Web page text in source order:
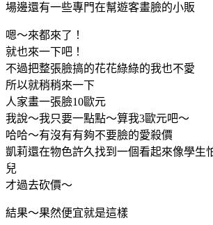
場邊還有一些專門在幫遊客畫臉的小販
嗯～來都來了！
就也來一下吧！
不過把整張臉搞的花花綠綠的我也不愛
所以就稍稍來一下
人家畫一張臉10歐元
我說～我只要一點點～算我3歐元吧～
哈哈～有沒有有夠不要臉的愛殺價
凱莉還在物色許久找到一個看起來像學生
兒
才過去砍價～
結果～果然便宜就是這樣